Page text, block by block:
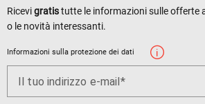
Ricevigratistutte le informazioni sulle offerte
o le novità interessanti.
Informazioni sulla protezione dei dati
Il tuo indirizzo e-mail